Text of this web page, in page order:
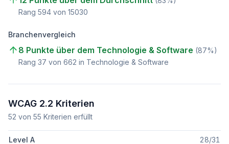
Rang 594 von 15030
Branchenvergleich
8 Punkte über dem Technologie & Software (87%)
Rang 37 von 662 in Technologie & Software
WCAG 2.2 Kriterien
52 von 55 Kriterien erfüllt
Level A 28/31